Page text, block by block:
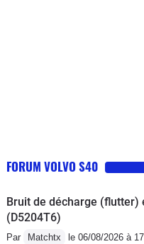
km/an
FORUM VOLVO S40
Bruit de décharge (flutter)
(D5204T6)
Par Matchtx le 06/08/2026 à